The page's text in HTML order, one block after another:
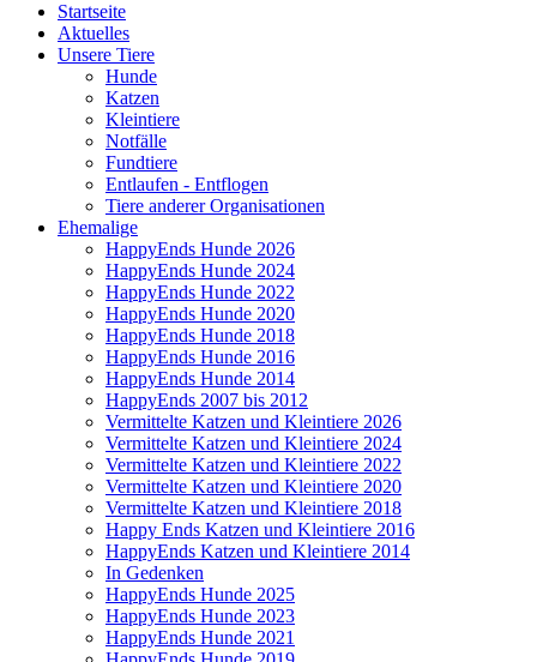
Startseite
Aktuelles
Unsere Tiere
Hunde
Katzen
Kleintiere
Notfälle
Fundtiere
Entlaufen - Entflogen
Tiere anderer Organisationen
Ehemalige
HappyEnds Hunde 2026
HappyEnds Hunde 2024
HappyEnds Hunde 2022
HappyEnds Hunde 2020
HappyEnds Hunde 2018
HappyEnds Hunde 2016
HappyEnds Hunde 2014
HappyEnds 2007 bis 2012
Vermittelte Katzen und Kleintiere 2026
Vermittelte Katzen und Kleintiere 2024
Vermittelte Katzen und Kleintiere 2022
Vermittelte Katzen und Kleintiere 2020
Vermittelte Katzen und Kleintiere 2018
Happy Ends Katzen und Kleintiere 2016
HappyEnds Katzen und Kleintiere 2014
In Gedenken
HappyEnds Hunde 2025
HappyEnds Hunde 2023
HappyEnds Hunde 2021